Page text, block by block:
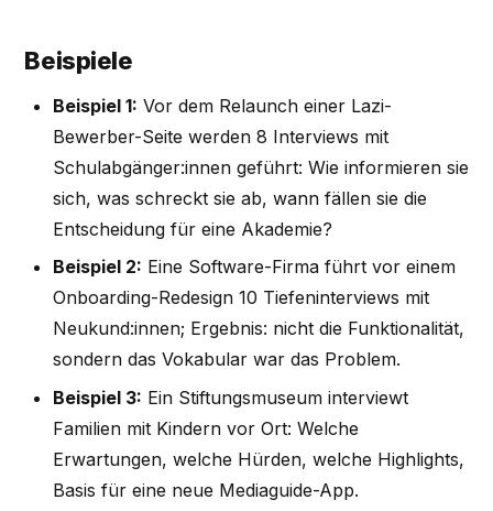
Beispiele
Beispiel 1: Vor dem Relaunch einer Lazi-
Bewerber-Seite werden 8 Interviews mit
Schulabgänger:innen geführt: Wie informieren sie
sich, was schreckt sie ab, wann fällen sie die
Entscheidung für eine Akademie?
Beispiel 2: Eine Software-Firma führt vor einem
Onboarding-Redesign 10 Tiefeninterviews mit
Neukund:innen; Ergebnis: nicht die Funktionalität,
sondern das Vokabular war das Problem.
Beispiel 3: Ein Stiftungsmuseum interviewt
Familien mit Kindern vor Ort: Welche
Erwartungen, welche Hürden, welche Highlights,
Basis für eine neue Mediaguide-App.